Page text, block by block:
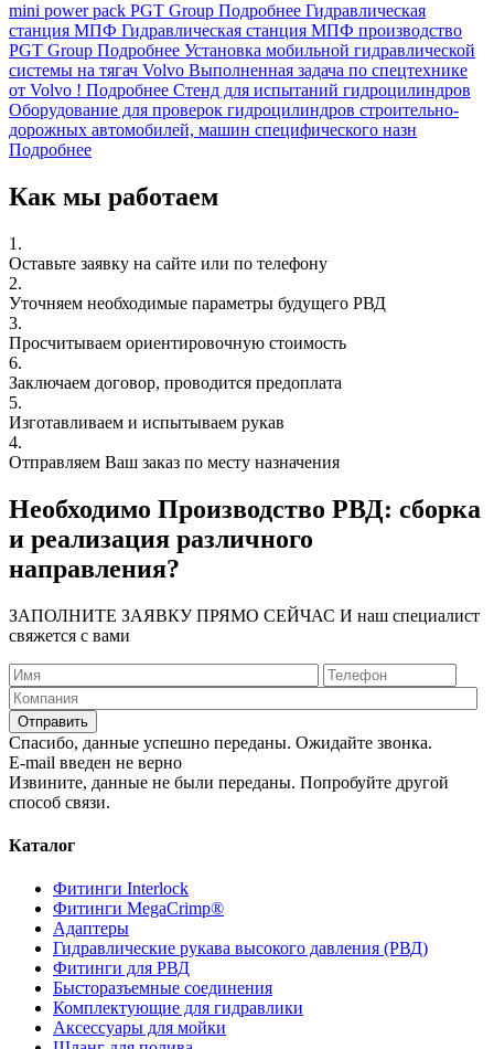
mini power pack PGT Group Подробнее Гидравлическая
станция МПФ Гидравлическая станция МПФ производство
PGT Group Подробнее Установка мобильной гидравлической
системы на тягач Volvo Выполненная задача по спецтехнике
от Volvo ! Подробнее Стенд для испытаний гидроцилиндров
Оборудование для проверок гидроцилиндров строительно-
дорожных автомобилей, машин специфического назн
Подробнее
Как мы работаем
1.
Оставьте заявку на сайте или по телефону
2.
Уточняем необходимые параметры будущего РВД
3.
Просчитываем ориентировочную стоимость
6.
Заключаем договор, проводится предоплата
5.
Изготавливаем и испытываем рукав
4.
Отправляем Ваш заказ по месту назначения
Необходимо Производство РВД: сборка
и реализация различного
направления?
ЗАПОЛНИТЕ ЗАЯВКУ ПРЯМО СЕЙЧАС И наш специалист
свяжется с вами
Спасибо, данные успешно переданы. Ожидайте звонка.
E-mail введен не верно
Извините, данные не были переданы. Попробуйте другой
способ связи.
Каталог
Фитинги Interlock
Фитинги MegaCrimp®
Адаптеры
Гидравлические рукава высокого давления (РВД)
Фитинги для РВД
Бысторазъемные соединения
Комплектующие для гидравлики
Аксессуары для мойки